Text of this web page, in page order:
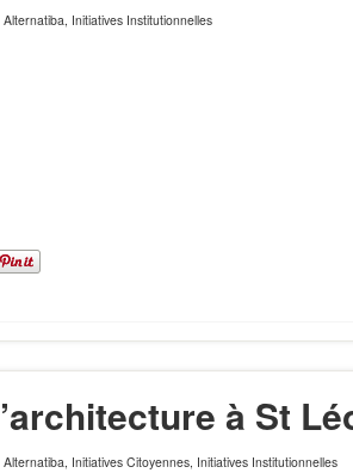
Alternatiba, Initiatives Institutionnelles
à St
Alternatiba, Initiatives Citoyennes, Initiatives Institutionnelles